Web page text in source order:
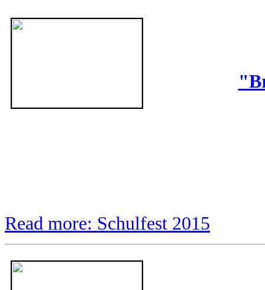
Read more: Schulfest 2015